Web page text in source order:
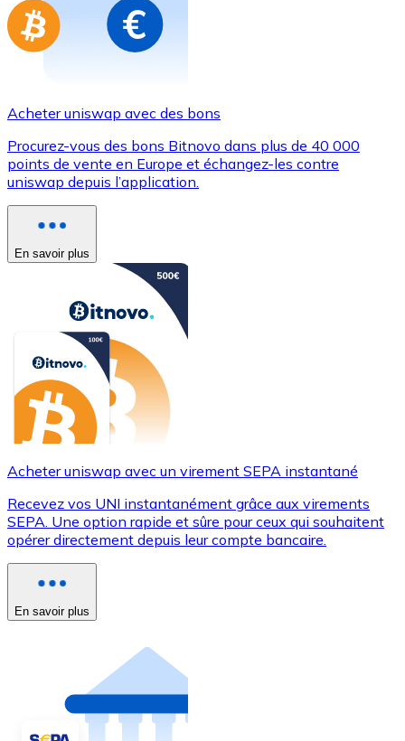
Acheter uniswap avec des bons
Procurez-vous des bons Bitnovo dans plus de 40 000
points de vente en Europe et échangez-les contre
uniswap depuis l’application.
En savoir plus
Acheter uniswap avec un virement SEPA instantané
Recevez vos UNI instantanément grâce aux virements
SEPA. Une option rapide et sûre pour ceux qui souhaitent
opérer directement depuis leur compte bancaire.
En savoir plus